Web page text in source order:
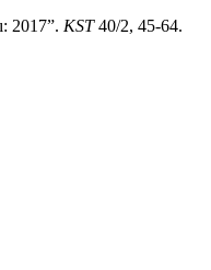
2017”. KST40/2, 45-64.